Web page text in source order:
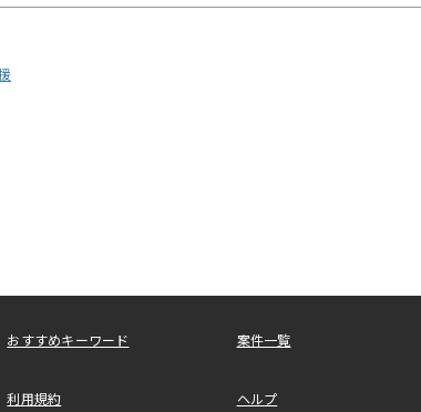
おすすめキーワード 案件一覧
利用規約 ヘルプ